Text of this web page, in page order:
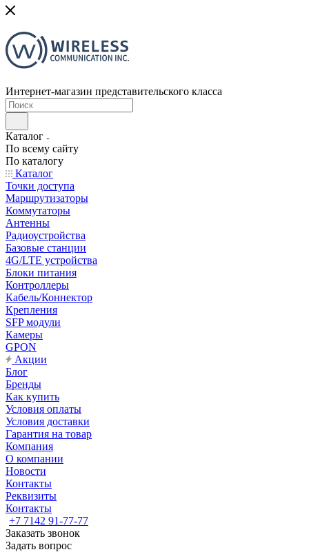
Интернет-магазин представительского класса
Каталог
По всему сайту
По каталогу
Каталог
Точки доступа
Маршрутизаторы
Коммутаторы
Антенны
Радиоустройства
Базовые станции
4G/LTE устройства
Блоки питания
Контроллеры
Кабель/Коннектор
Крепления
SFP модули
Камеры
GPON
Акции
Блог
Бренды
Как купить
Условия оплаты
Условия доставки
Гарантия на товар
Компания
О компании
Новости
Контакты
Реквизиты
Контакты
+7 7142 91-77-77
Заказать звонок
Задать вопрос